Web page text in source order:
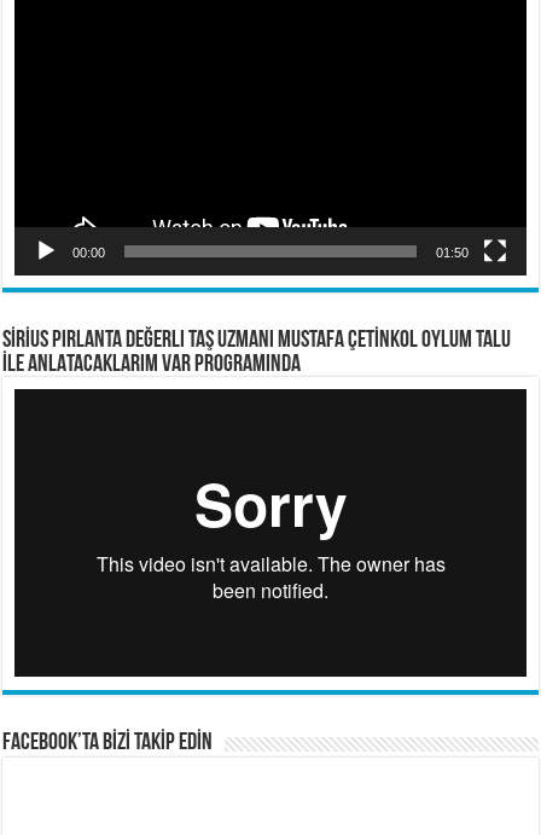
00:00 01:50
SİRİUS PIRLANTA Değerli Taş Uzmanı Mustafa ÇETİNKOL OYLUM TALU
İLE ANLATACAKLARIM VAR PROGRAMINDA
FACEBOOK’TA BİZİ TAKİP EDİN